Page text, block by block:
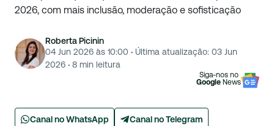
2026, com mais inclusão, moderação e sofisticação
Roberta Picinin
04 Jun 2026 às 10:00 · Última atualização: 03 Jun
2026 · 8 min leitura
Siga-nos no
Google News
Canal no WhatsApp Canal no Telegram